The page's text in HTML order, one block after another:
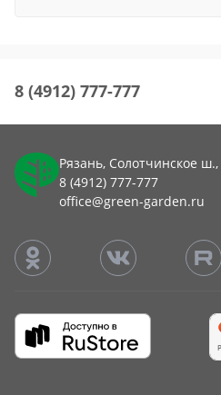
8 (4912) 777-777
Рязань, Солотчинское
8 (4912) 777-777
office@green-garden.ru